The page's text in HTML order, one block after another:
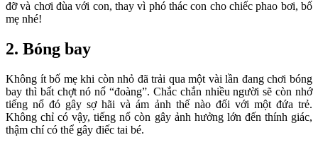
đỡ và chơi đùa với con, thay vì phó thác con cho chiếc phao bơi, bố
mẹ nhé!
2. Bóng bay
Không ít bố mẹ khi còn nhỏ đã trải qua một vài lần đang chơi bóng
bay thì bất chợt nó nổ “đoàng”. Chắc chắn nhiều người sẽ còn nhớ
tiếng nổ đó gây sợ hãi và ám ảnh thế nào đối với một đứa trẻ.
Không chỉ có vậy, tiếng nổ còn gây ảnh hưởng lớn đến thính giác,
thậm chí có thể gây điếc tai bé.